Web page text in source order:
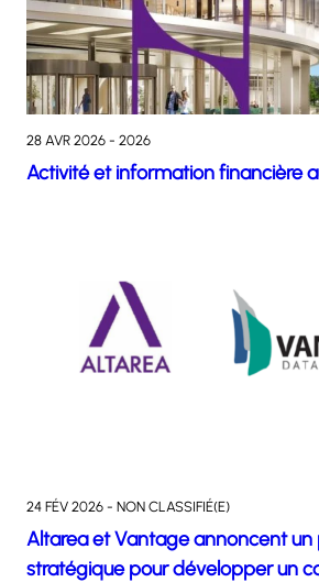
28 AVR 2026 - 2026
Activité et information financière
24 FÉV 2026 - NON CLASSIFIÉ(E)
Altarea et Vantage annoncent
stratégique pour développer un